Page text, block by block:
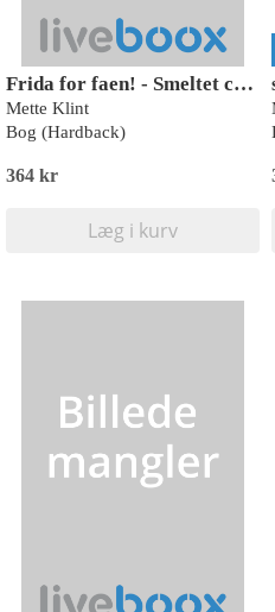
Frida for faen! - Smeltet chokolade?
Mette Klint
Bog (Hardback)
364 kr
Læg i kurv